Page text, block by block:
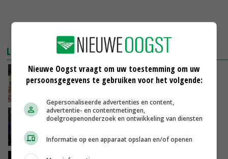
LEES OOK
Schouten: 'Denk na over je eigen
bedrijfsproces'
Schouten wil naar kringlooplandbouw in 2030
08-09-2018
Nieuwe Oogst vraagt om uw toestemming om uw
persoonsgegevens te gebruiken voor het volgende:
Gepersonaliseerde advertenties en content,
advertentie- en contentmetingen,
doelgroepenonderzoek en ontwikkeling van diensten
Informatie op een apparaat opslaan en/of openen